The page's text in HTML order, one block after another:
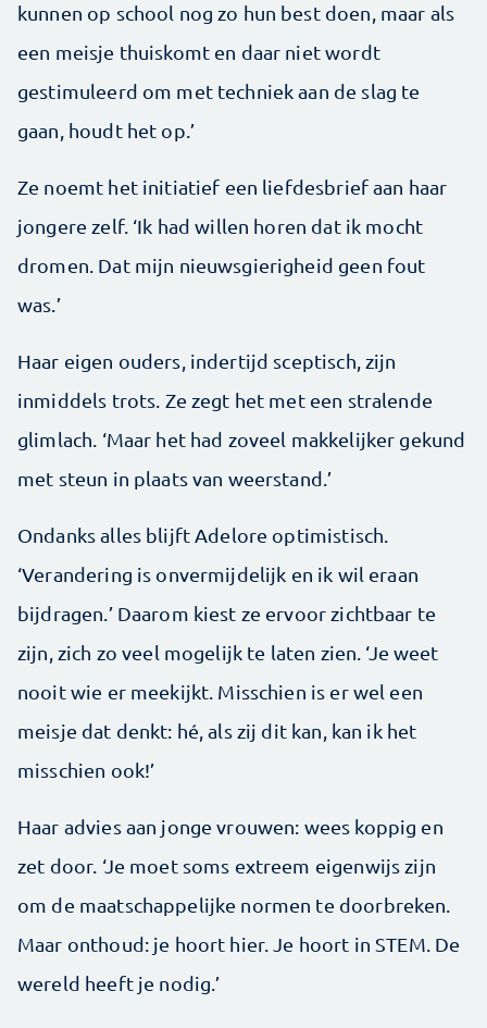
kunnen op school nog zo hun best doen, maar als
een meisje thuiskomt en daar niet wordt
gestimuleerd om met techniek aan de slag te
gaan, houdt het op.’
Ze noemt het initiatief een liefdesbrief aan haar
jongere zelf. ‘Ik had willen horen dat ik mocht
dromen. Dat mijn nieuwsgierigheid geen fout
was.’
Haar eigen ouders, indertijd sceptisch, zijn
inmiddels trots. Ze zegt het met een stralende
glimlach. ‘Maar het had zoveel makkelijker gekund
met steun in plaats van weerstand.’
Ondanks alles blijft Adelore optimistisch.
‘Verandering is onvermijdelijk en ik wil eraan
bijdragen.’ Daarom kiest ze ervoor zichtbaar te
zijn, zich zo veel mogelijk te laten zien. ‘Je weet
nooit wie er meekijkt. Misschien is er wel een
meisje dat denkt: hé, als zij dit kan, kan ik het
misschien ook!’
Haar advies aan jonge vrouwen: wees koppig en
zet door. ‘Je moet soms extreem eigenwijs zijn
om de maatschappelijke normen te doorbreken.
Maar onthoud: je hoort hier. Je hoort in STEM. De
wereld heeft je nodig.’